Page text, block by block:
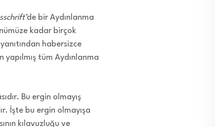
de bir Aydınlanma
kadar birçok
habersizce
yapılmış tüm Aydınlanma
Bu ergin olmayış
İşte bu ergin olmayışa
kılavuzluğu ve